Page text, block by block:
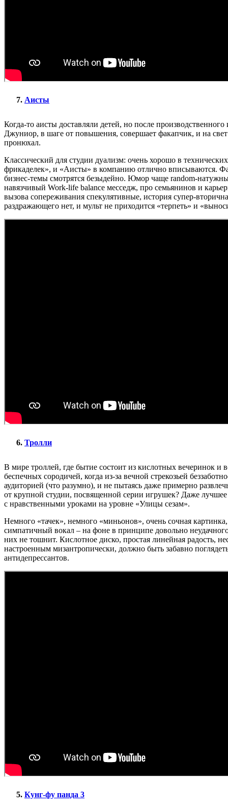
Аисты
Когда-то аисты доставляли детей, но после
Джуниор, в шаге от повышения, совершает факапчик, и на
пронюхал.
Классический для студии дуализм: очень хорошо в
фрикаделек», и «Аисты» в компанию отлично вписываются.
бизнес-темы смотрятся безыдейно. Юмор чаще random-
навязчивый Work-life balance месседж, про семьянинов и
вызова сопереживания спекулятивные, история супер-
раздражающего нет, и мульт не приходится «терпеть» и
Тролли
В мире троллей, где бытие состоит из кислотных вечеринок и
беспечных сородичей, когда из-за вечной стрекозьей
аудиторией (что разумно), и не пытаясь даже примерно
от крупной студии, посвященной серии игрушек? Даже
с нравственными уроками на уровне «Улицы сезам».
Немного «тачек», немного «миньонов», очень сочная
симпатичный вокал – на фоне в принципе довольно
них не тошнит. Кислотное диско, простая линейная радость,
настроенным мизантропически, должно быть забавно
антидепрессантов.
Кунг-фу панда 3